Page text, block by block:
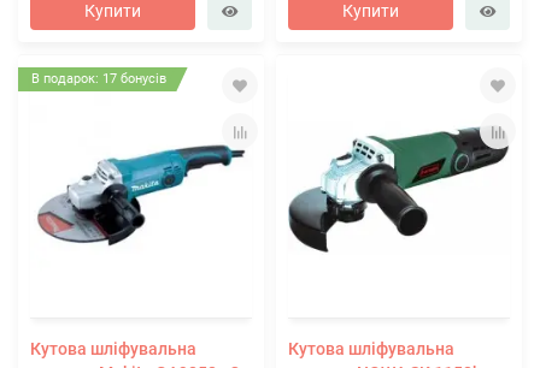
Купити Купити
В подарок: 17 бонусів
Кутова шліфувальна
Кутова шліфувальна